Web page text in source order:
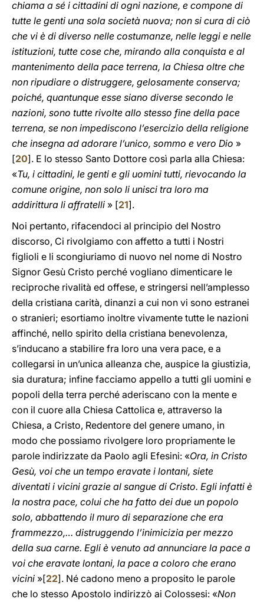
chiama a sé i cittadini di ogni nazione, e compone di
tutte le genti una sola società nuova; non si cura di ciò
che vi è di diverso nelle costumanze, nelle leggi e nelle
istituzioni, tutte cose che, mirando alla conquista e al
mantenimento della pace terrena, la Chiesa oltre che
non ripudiare o distruggere, gelosamente conserva;
poiché, quantunque esse siano diverse secondo le
nazioni, sono tutte rivolte allo stesso fine della pace
terrena, se non impediscono l’esercizio della religione
che insegna ad adorare l’unico, sommo e vero Dio »
[20]. E lo stesso Santo Dottore così parla alla Chiesa:
«Tu, i cittadini, le genti e gli uomini tutti, rievocando la
comune origine, non solo li unisci tra loro ma
addirittura li affratelli » [21].
Noi pertanto, rifacendoci al principio del Nostro
discorso, Ci rivolgiamo con affetto a tutti i Nostri
figlioli e li scongiuriamo di nuovo nel nome di Nostro
Signor Gesù Cristo perché vogliano dimenticare le
reciproche rivalità ed offese, e stringersi nell’amplesso
della cristiana carità, dinanzi a cui non vi sono estranei
o stranieri; esortiamo inoltre vivamente tutte le nazioni
affinché, nello spirito della cristiana benevolenza,
s’inducano a stabilire fra loro una vera pace, e a
collegarsi in un’unica alleanza che, auspice la giustizia,
sia duratura; infine facciamo appello a tutti gli uomini e
popoli della terra perché aderiscano con la mente e
con il cuore alla Chiesa Cattolica e, attraverso la
Chiesa, a Cristo, Redentore del genere umano, in
modo che possiamo rivolgere loro propriamente le
parole indirizzate da Paolo agli Efesini: «Ora, in Cristo
Gesù, voi che un tempo eravate i lontani, siete
diventati i vicini grazie al sangue di Cristo. Egli infatti è
la nostra pace, colui che ha fatto dei due un popolo
solo, abbattendo il muro di separazione che era
frammezzo,… distruggendo l’inimicizia per mezzo
della sua carne. Egli è venuto ad annunciare la pace a
voi che eravate lontani, la pace a coloro che erano
vicini »[22]. Né cadono meno a proposito le parole
che lo stesso Apostolo indirizzò ai Colossesi: «Non